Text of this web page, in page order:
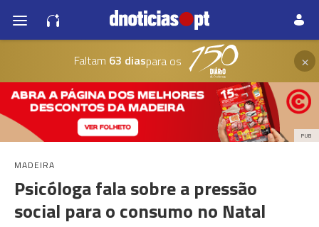
Faltam 63 diaspara os ×
PUB
MADEIRA
Psicóloga fala sobre a pressão
social para o consumo no Natal